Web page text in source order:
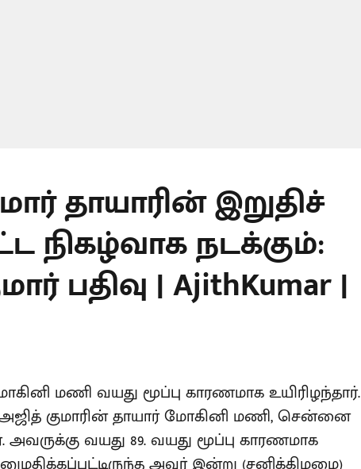
தாயாரின் இறுதிச்
நிகழ்வாக நடக்கும்:
பதிவு | AjithKumar |
மணி வயது மூப்பு காரணமாக உயிரிழந்தார்.
அஜித் குமாரின் தாயார் மோகினி மணி, சென்னை
வயது 89. வயது மூப்பு காரணமாக